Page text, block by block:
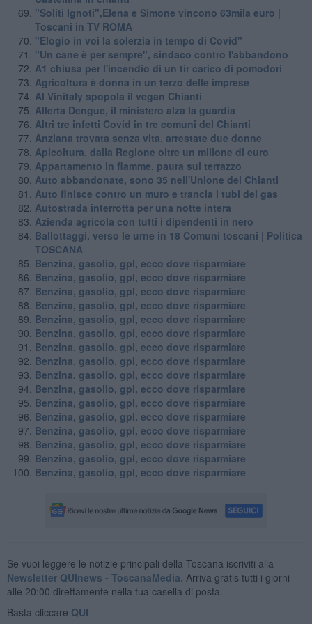
"Soliti Ignoti",Elena e Simone vincono 63mila euro |
Toscani in TV ROMA
"Elogio in voi la solerzia in tempo di Covid"
"Un cane è per sempre", sindaco contro l'abbandono
A1 chiusa per l'incendio di un tir carico di pomodori
Agricoltura è donna in un terzo delle imprese
Al Vinitaly spopola il vegan Chianti
Allerta Dengue, il ministero alza la guardia
Altri tre infetti Covid in tre comuni del Chianti
Anziana trovata senza vita, arrestate due donne
Apicoltura, dalla Regione oltre un milione di euro
Appartamento in fiamme, paura sul terrazzo
Auto abbandonate, sono 35 nell'Unione del Chianti
Auto finisce contro un muro e trancia i tubi del gas
Autostrada interrotta per una notte intera
Azienda agricola con tutti i dipendenti in nero
Ballottaggi, verso le urne in 18 Comuni toscani | Politica
TOSCANA
Benzina, gasolio, gpl, ecco dove risparmiare
Benzina, gasolio, gpl, ecco dove risparmiare
Benzina, gasolio, gpl, ecco dove risparmiare
Benzina, gasolio, gpl, ecco dove risparmiare
Benzina, gasolio, gpl, ecco dove risparmiare
Benzina, gasolio, gpl, ecco dove risparmiare
Benzina, gasolio, gpl, ecco dove risparmiare
Benzina, gasolio, gpl, ecco dove risparmiare
Benzina, gasolio, gpl, ecco dove risparmiare
Benzina, gasolio, gpl, ecco dove risparmiare
Benzina, gasolio, gpl, ecco dove risparmiare
Benzina, gasolio, gpl, ecco dove risparmiare
Benzina, gasolio, gpl, ecco dove risparmiare
Benzina, gasolio, gpl, ecco dove risparmiare
Benzina, gasolio, gpl, ecco dove risparmiare
Benzina, gasolio, gpl, ecco dove risparmiare
Se vuoi leggere le notizie principali della Toscana iscriviti alla
Newsletter QUInews - ToscanaMedia. Arriva gratis tutti i giorni
alle 20:00 direttamente nella tua casella di posta.
Basta cliccare QUI